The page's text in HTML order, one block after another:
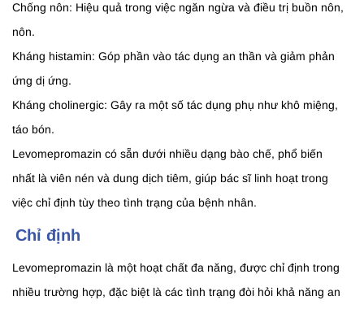
Chống nôn: Hiệu quả trong việc ngăn ngừa và điều trị buồn nôn,
nôn.
Kháng histamin: Góp phần vào tác dụng an thần và giảm phản
ứng dị ứng.
Kháng cholinergic: Gây ra một số tác dụng phụ như khô miệng,
táo bón.
Levomepromazin có sẵn dưới nhiều dạng bào chế, phổ biến
nhất là viên nén và dung dịch tiêm, giúp bác sĩ linh hoạt trong
việc chỉ định tùy theo tình trạng của bệnh nhân.
Chỉ định
Levomepromazin là một hoạt chất đa năng, được chỉ định trong
nhiều trường hợp, đặc biệt là các tình trạng đòi hỏi khả năng an